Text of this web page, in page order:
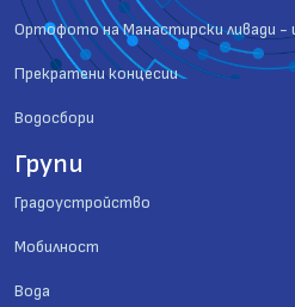
Ортофото на Манастирски ливади -
Прекратени концесии
Водосбори
Групи
Градоустройство
Мобилност
Вода